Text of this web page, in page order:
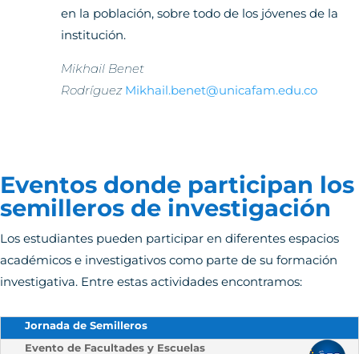
en la población, sobre todo de los jóvenes de la
institución.
Mikhail Benet
Rodríguez Mikhail.benet@unicafam.edu.co
Eventos donde participan los
semilleros de investigación
Los estudiantes pueden participar en diferentes espacios
académicos e investigativos como parte de su formación
investigativa. Entre estas actividades encontramos:
Jornada de Semilleros
Evento de Facultades y Escuelas